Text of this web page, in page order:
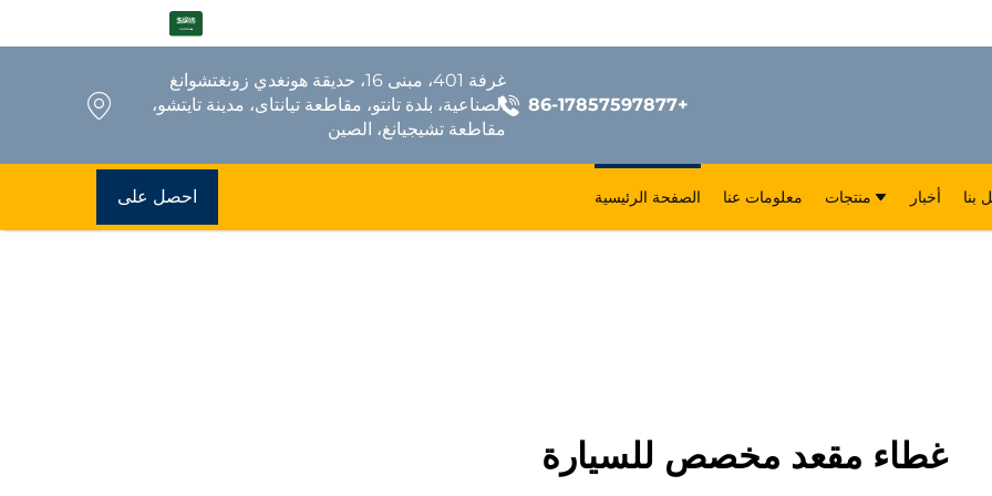
+86-17857597877
غرفة 401، مبنى 16، حديقة هونغدي زونغتشوانغ
الصناعية، بلدة تانتو، مقاطعة تيانتاى، مدينة تايتشو،
مقاطعة تشيجيانغ، الصين
الصفحة الرئيسية معلومات عنا منتجات أخبار بنا احصل على
غطاء مقعد مخصص للسيارة